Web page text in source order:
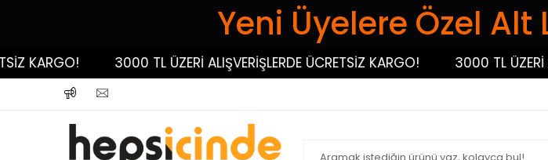
Yeni Üyelere Özel
3000 TL ÜZERİ ALIŞVERİŞLERDE ÜCRETSİZ KARGO! 3000 TL ÜZERİ